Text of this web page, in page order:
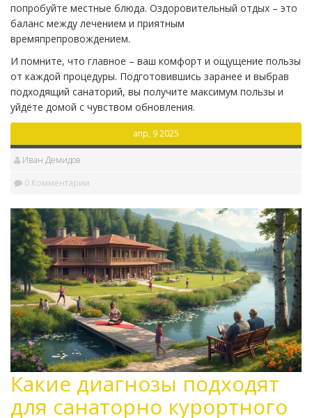
попробуйте местные блюда. Оздоровительный отдых – это
баланс между лечением и приятным
времяпрепровождением.
И помните, что главное – ваш комфорт и ощущение пользы
от каждой процедуры. Подготовившись заранее и выбрав
подходящий санаторий, вы получите максимум пользы и
уйдёте домой с чувством обновления.
апр, 9 2025
Иван Демидов
0 Комментарии
Какие диагнозы подходят
для санаторно курортного